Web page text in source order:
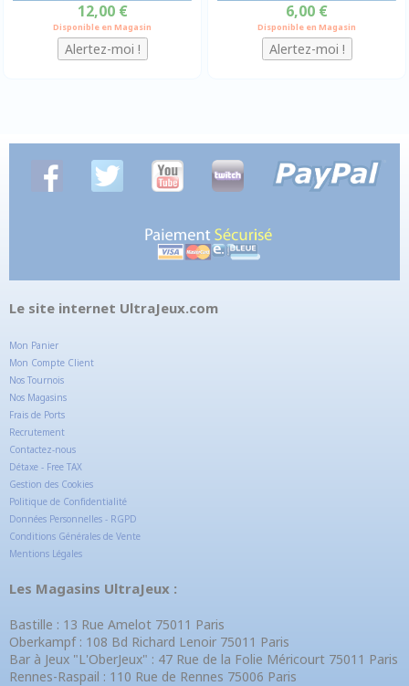
12,00 €
Disponible en Magasin
6,00 €
Disponible en Magasin
Le site internet UltraJeux.com
Mon Panier
Mon Compte Client
Nos Tournois
Nos Magasins
Frais de Ports
Recrutement
Contactez-nous
Détaxe - Free TAX
Gestion des Cookies
Politique de Confidentialité
Données Personnelles - RGPD
Conditions Générales de Vente
Mentions Légales
Les Magasins UltraJeux :
Bastille : 13 Rue Amelot 75011 Paris
Oberkampf : 108 Bd Richard Lenoir 75011 Paris
Bar à Jeux "L'OberJeux" : 47 Rue de la Folie Méricourt 75011 Paris
Rennes-Raspail : 110 Rue de Rennes 75006 Paris